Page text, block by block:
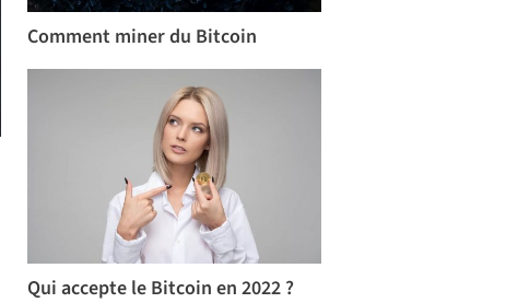
Comment miner du Bitcoin
Qui accepte le Bitcoin en 2022 ?